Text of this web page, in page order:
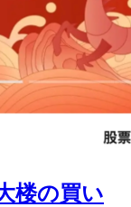
楼の買い